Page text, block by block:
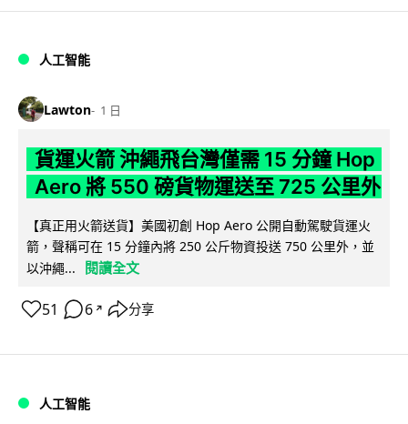
人工智能
Lawton 1 日
貨運火箭 沖繩飛台灣僅需 15 分鐘 Hop
Aero 將 550 磅貨物運送至 725 公里外
【真正用火箭送貨】美國初創 Hop Aero 公開自動駕駛貨運火
箭，聲稱可在 15 分鐘內將 250 公斤物資投送 750 公里外，並
以沖繩...
閱讀全文
51 6 ↗ 分享
人工智能